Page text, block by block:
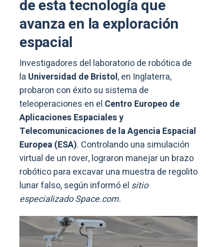
de esta tecnología que
avanza en la exploración
espacial
Investigadores del laboratorio de robótica de
la Universidad de Bristol, en Inglaterra,
probaron con éxito su sistema de
teleoperaciones en el Centro Europeo de
Aplicaciones Espaciales y
Telecomunicaciones de la Agencia Espacial
Europea (ESA). Controlando una simulación
virtual de un rover, lograron manejar un brazo
robótico para excavar una muestra de regolito
lunar falso, según informó el sitio
especializado Space.com.